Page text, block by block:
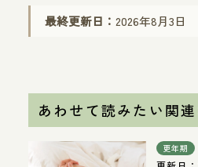
最終更新日： 2026年8月3日
あわせて読みたい関
更年期